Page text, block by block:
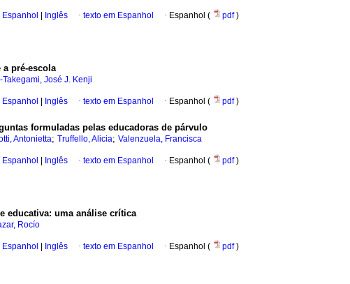
Espanhol Inglês · texto em Espanhol · Espanhol ( pdf)
a pré-escola
Takegami, José J. Kenji
Espanhol Inglês · texto em Espanhol · Espanhol ( pdf)
formuladas pelas educadoras de párvulo
Antonietta; Truffello, Alicia; Valenzuela, Francisca
Espanhol Inglês · texto em Espanhol · Espanhol ( pdf)
educativa: uma análise crítica
Rocío
Espanhol Inglês · texto em Espanhol · Espanhol ( pdf)